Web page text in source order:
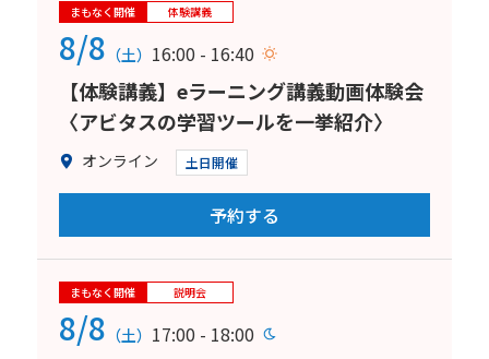
まもなく開催 体験講義
8/8 （土） 16:00 - 16:40
【体験講義】eラーニング講義動画体験会
〈アビタスの学習ツールを一挙紹介〉
オンライン 土日開催
予約する
まもなく開催 説明会
8/8 （土） 17:00 - 18:00